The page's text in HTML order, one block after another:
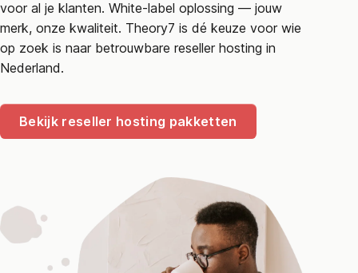
voor al je klanten. White-label oplossing — jouw
merk, onze kwaliteit. Theory7 is dé keuze voor wie
op zoek is naar betrouwbare reseller hosting in
Nederland.
Bekijk reseller hosting pakketten